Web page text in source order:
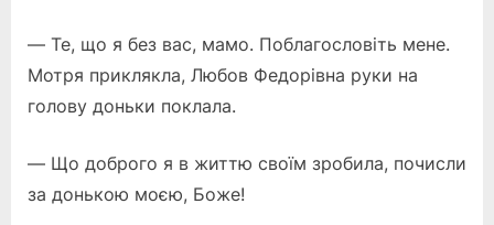
— Те, що я без вас, мамо. Поблагословіть мене.
Мотря приклякла, Любов Федорівна руки на
голову доньки поклала.
— Що доброго я в життю своїм зробила, почисли
за донькою моєю, Боже!